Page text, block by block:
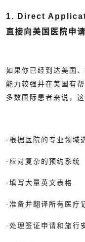
1. Direct
直接向美国医院申
如果你已经到达美国
能力较强并在美国有
多数国际患者来说，
·根据医院的专业领域
·应对复杂的预约系统
·填写大量英文表格
·准备并翻译所有医疗
·处理签证申请和旅行